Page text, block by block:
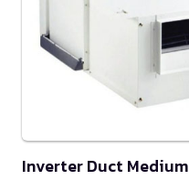
Inverter Duct